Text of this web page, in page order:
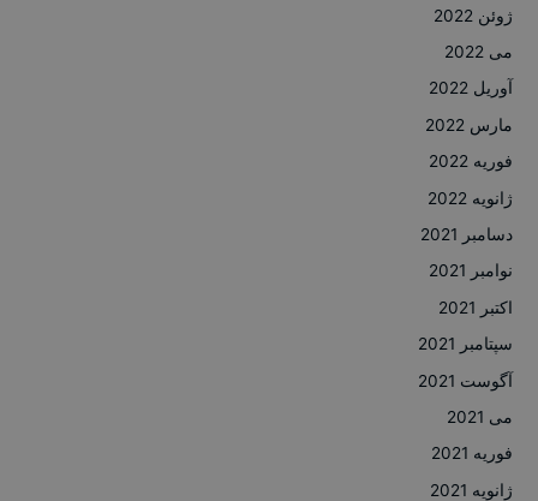
ژوئن 2022
می 2022
آوریل 2022
مارس 2022
فوریه 2022
ژانویه 2022
دسامبر 2021
نوامبر 2021
اکتبر 2021
سپتامبر 2021
آگوست 2021
می 2021
فوریه 2021
ژانویه 2021